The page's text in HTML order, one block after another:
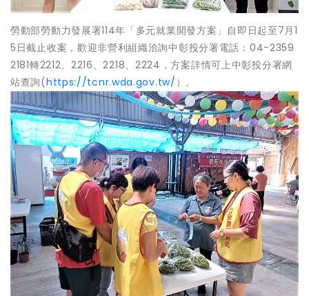
勞動部勞動力發展署114年「多元就業開發方案」自即日起至7月1
5日截止收案，歡迎非營利組織洽詢中彰投分署電話：04-2359
2181轉2212、2216、2218、2224，方案詳情可上中彰投分署網
站查詢(https://tcnr.wda.gov.tw/ ）。